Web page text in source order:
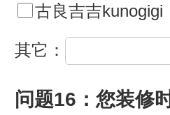
古良吉吉kunogigi
其它：
问题16：您装修